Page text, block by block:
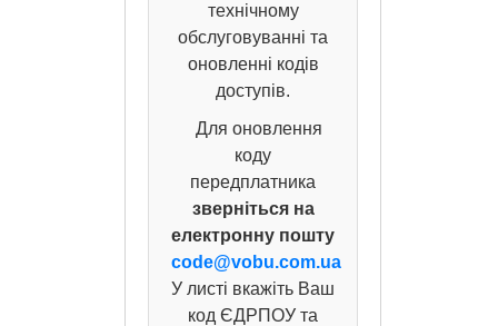
технічному
обслуговуванні та
оновленні кодів
доступів.
Для оновлення
коду
передплатника
зверніться на
електронну пошту
code@vobu.com.ua
У листі вкажіть Ваш
код ЄДРПОУ та